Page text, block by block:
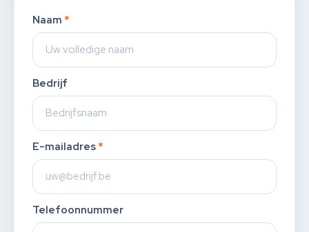
Naam *
Bedrijf
E-mailadres *
Telefoonnummer